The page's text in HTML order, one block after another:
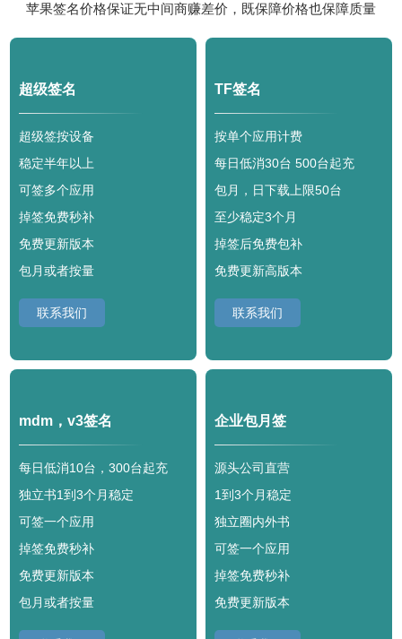
苹果签名价格保证无中间商赚差价，既保障价格也保障质量
超级签名
超级签按设备
稳定半年以上
可签多个应用
掉签免费秒补
免费更新版本
包月或者按量
联系我们
TF签名
按单个应用计费
每日低消30台 500台起充
包月，日下载上限50台
至少稳定3个月
掉签后免费包补
免费更新高版本
联系我们
mdm，v3签名
每日低消10台，300台起充
独立书1到3个月稳定
可签一个应用
掉签免费秒补
免费更新版本
包月或者按量
企业包月签
源头公司直营
1到3个月稳定
独立圈内外书
可签一个应用
掉签免费秒补
免费更新版本